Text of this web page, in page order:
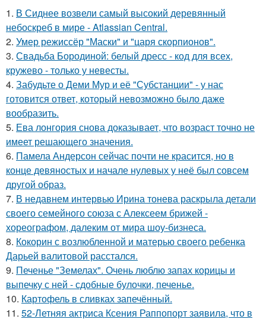
1. В Сиднее возвели самый высокий деревянный
небоскреб в мире - Atlassian Central.
2. Умер режиссёр "Маски" и "царя скорпионов".
3. Свадьба Бородиной: белый дресс - код для всех,
кружево - только у невесты.
4. Забудьте о Деми Мур и её "Субстанции" - у нас
готовится ответ, который невозможно было даже
вообразить.
5. Ева лонгория снова доказывает, что возраст точно не
имеет решающего значения.
6. Памела Андерсон сейчас почти не красится, но в
конце девяностых и начале нулевых у неё был совсем
другой образ.
7. В недавнем интервью Ирина тонева раскрыла детали
своего семейного союза с Алексеем брижей -
хореографом, далеким от мира шоу-бизнеса.
8. Кокорин с возлюбленной и матерью своего ребенка
Дарьей валитовой расстался.
9. Печенье "Земелах". Очень люблю запах корицы и
выпечку с ней - сдобные булочки, печенье.
10. Картофель в сливках запечённый.
11. 52-Летняя актриса Ксения Раппопорт заявила, что в